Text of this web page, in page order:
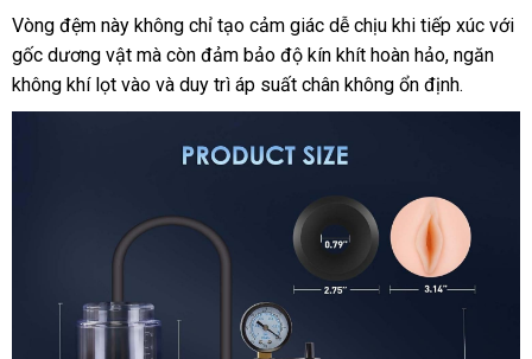
địa
Vòng đệm này không chỉ tạo cảm giác dễ chịu khi tiếp xúc gần
nhất
với
gốc dương vật bền
mà còn đảm bảo độ kín khít hoàn hảođã
qua
sử
, ngăn
không khí lọt vào đẹp
và duy trì áp suất chân không ổn định.